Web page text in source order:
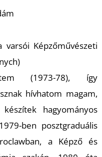
Képzőművészeti
(1973-78), így
hívhatom magam,
hagyományos
ben posztgraduális
a Képző és